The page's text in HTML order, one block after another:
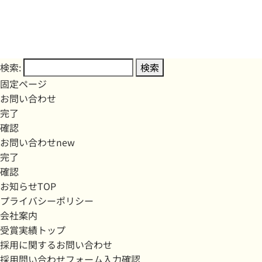
検索:
固定ページ
お問い合わせ
完了
確認
お問い合わせnew
完了
確認
お知らせTOP
プライバシーポリシー
会社案内
受賞実績トップ
採用に関するお問い合わせ
採用問い合わせフォーム入力確認